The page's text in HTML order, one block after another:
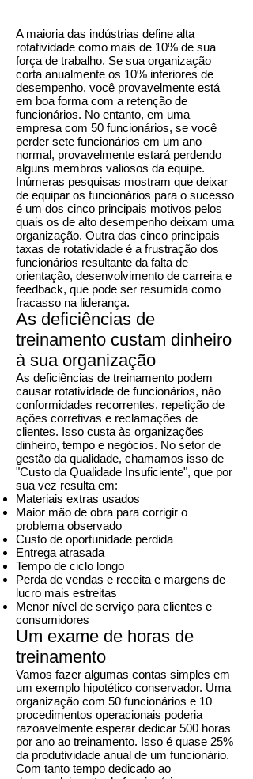
A maioria das indústrias define alta
rotatividade como mais de 10% de sua
força de trabalho. Se sua organização
corta anualmente os 10% inferiores de
desempenho, você provavelmente está
em boa forma com a retenção de
funcionários. No entanto, em uma
empresa com 50 funcionários, se você
perder sete funcionários em um ano
normal, provavelmente estará perdendo
alguns membros valiosos da equipe.
Inúmeras pesquisas mostram que deixar
de equipar os funcionários para o sucesso
é um dos cinco principais motivos pelos
quais os de alto desempenho deixam uma
organização. Outra das cinco principais
taxas de rotatividade é a frustração dos
funcionários resultante da falta de
orientação, desenvolvimento de carreira e
feedback, que pode ser resumida como
fracasso na liderança.
As deficiências de
treinamento custam dinheiro
à sua organização
As deficiências de treinamento podem
causar rotatividade de funcionários, não
conformidades recorrentes, repetição de
ações corretivas e reclamações de
clientes. Isso custa às organizações
dinheiro, tempo e negócios. No setor de
gestão da qualidade, chamamos isso de
"Custo da Qualidade Insuficiente", que por
sua vez resulta em:
Materiais extras usados
Maior mão de obra para corrigir o
problema observado
Custo de oportunidade perdida
Entrega atrasada
Tempo de ciclo longo
Perda de vendas e receita e margens de
lucro mais estreitas
Menor nível de serviço para clientes e
consumidores
Um exame de horas de
treinamento
Vamos fazer algumas contas simples em
um exemplo hipotético conservador. Uma
organização com 50 funcionários e 10
procedimentos operacionais poderia
razoavelmente esperar dedicar 500 horas
por ano ao treinamento. Isso é quase 25%
da produtividade anual de um funcionário.
Com tanto tempo dedicado ao